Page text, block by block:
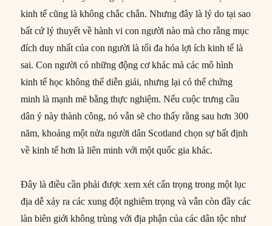
kinh tế cũng là không chắc chắn. Nhưng đây là lý do tại sao
bất cứ lý thuyết về hành vi con người nào mà cho rằng mục
đích duy nhất của con người là tối đa hóa lợi ích kinh tế là
sai. Con người có những động cơ khác mà các mô hình
kinh tế học không thể diễn giải, nhưng lại có thể chứng
minh là mạnh mẽ bằng thực nghiệm. Nếu cuộc trưng cầu
dân ý này thành công, nó vẫn sẽ cho thấy rằng sau hơn 300
năm, khoảng một nửa người dân Scotland chọn sự bất định
về kinh tế hơn là liên minh với một quốc gia khác.
Đây là điều cần phải được xem xét cẩn trọng trong một lục
địa dễ xảy ra các xung đột nghiêm trọng và vẫn còn đầy các
làn biên giới không trùng với địa phận của các dân tộc như